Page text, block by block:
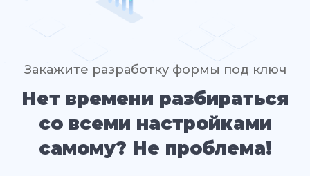
Закажите разработку формы под ключ
Нет времени разбираться
со всеми настройками
самому? Не проблема!